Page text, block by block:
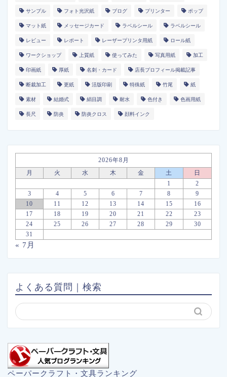
サンプル フォト光沢紙 ブログ プリンター ポップ
マット紙 メッセージカード ラベルシール ラベルシール
レビュー レポート レーザープリンタ用紙 ロール紙
ワークショップ 上質紙 使ってみた 写真用紙 加工
印画紙 厚紙 名刺・カード 店長プロフィール掲載記事
断裁加工 更紙 活版印刷 特殊紙 竹尾 紙
素材 結婚式 絹目調 耐水 色付き 色画用紙
長尺 防炎 防炎クロス 顔料インク
2026年8月
月
火 水 木 金 土
日
1
2
3
4 5 6 7 8
9
10
11 12 13 14 15
16
17
18 19 20 21 22
23
24
25 26 27 28 29
30
31
« 7月
よくある質問｜検索
ペーパークラフト・文具ランキング